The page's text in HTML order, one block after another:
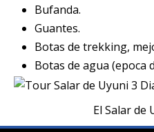
Bufanda.
Guantes.
Botas de trekking,
Botas de agua (epoca
El Salar de